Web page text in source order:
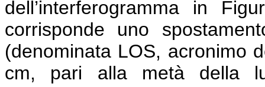
dell’interferogramma in
corrisponde uno
(denominata LOS, acronimo
cm, pari alla metà della